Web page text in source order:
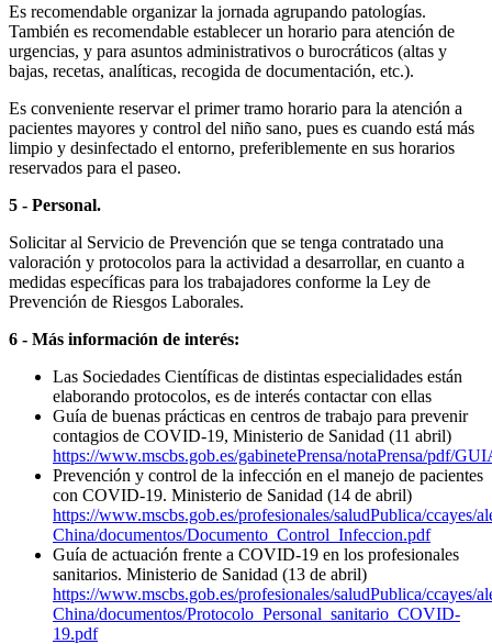
Es recomendable organizar la jornada agrupando patologías.
También es recomendable establecer un horario para atención de
urgencias, y para asuntos administrativos o burocráticos (altas y
bajas, recetas, analíticas, recogida de documentación, etc.).
Es conveniente reservar el primer tramo horario para la atención a
pacientes mayores y control del niño sano, pues es cuando está más
limpio y desinfectado el entorno, preferiblemente en sus horarios
reservados para el paseo.
5 - Personal.
Solicitar al Servicio de Prevención que se tenga contratado una
valoración y protocolos para la actividad a desarrollar, en cuanto a
medidas específicas para los trabajadores conforme la Ley de
Prevención de Riesgos Laborales.
6 - Más información de interés:
Las Sociedades Científicas de distintas especialidades están
elaborando protocolos, es de interés contactar con ellas
Guía de buenas prácticas en centros de trabajo para prevenir
contagios de COVID-19, Ministerio de Sanidad (11 abril)
https://www.mscbs.gob.es/gabinetePrensa/notaPrensa/pdf/
Prevención y control de la infección en el manejo de pacientes
con COVID-19. Ministerio de Sanidad (14 de abril)
https://www.mscbs.gob.es/profesionales/saludPublica/ccayes/
China/documentos/Documento_Control_Infeccion.pdf
Guía de actuación frente a COVID-19 en los profesionales
sanitarios. Ministerio de Sanidad (13 de abril)
https://www.mscbs.gob.es/profesionales/saludPublica/ccayes/
China/documentos/Protocolo_Personal_sanitario_COVID-
19.pdf